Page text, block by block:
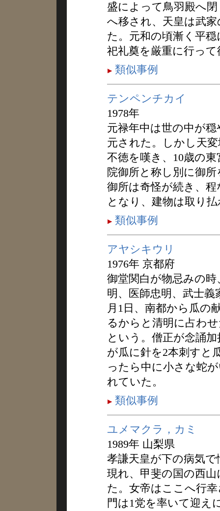
盛によって鳥羽殿へ
へ移され、天皇は武
た。元和の頃漸く平
祀礼奠を厳重に行っ
類似事例
テンペンチカイ
1978年
元禄年中は世の中が
元された。しかし天
不徳を嘆き、10歳の
院御所と称し別に御
御所は奇怪が続き、
となり、建物は取り
類似事例
アヤシキウリ
1976年 京都府
御堂関白が物忌みの
明、医師忠明、武士
月1日、南都から瓜の
るからと清明に占わ
という。僧正が念誦
が瓜に針を2本刺すと
ったら中に小さな蛇
れていた。
類似事例
ユメマクラ，カミ
1989年 山梨県
孝謙天皇が下の病気
現れ、甲斐の国の西
た。女帝はここへ行
門は1党を率いて迎え